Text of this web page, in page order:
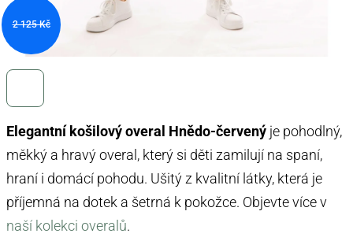
Elegantní košilový overal Hnědo-červený je pohodlný,
měkký a hravý overal, který si děti zamilují na spaní,
hraní i domácí pohodu. Ušitý z kvalitní látky, která je
příjemná na dotek a šetrná k pokožce. Objevte více v
naší kolekci overalů.
2 125 Kč